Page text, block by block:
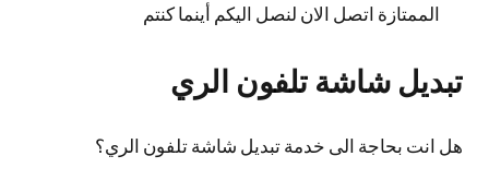
الممتازة اتصل الان لنصل اليكم أينما كنتم
تبديل شاشة تلفون الري
هل انت بحاجة الى خدمة تبديل شاشة تلفون الري؟